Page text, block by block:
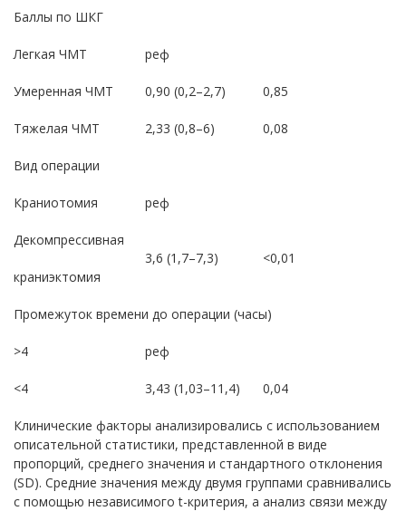
Баллы по ШКГ
Легкая ЧМТ реф
Умеренная ЧМТ 0,90 (0,2–2,7) 0,85
Тяжелая ЧМТ 2,33 (0,8–6) 0,08
Вид операции
Краниотомия реф
Декомпрессивная
краниэктомия
3,6 (1,7–7,3) <0,01
Промежуток времени до операции (часы)
>4 реф
<4 3,43 (1,03–11,4) 0,04
Клинические факторы анализировались с использованием
описательной статистики, представленной в виде
пропорций, среднего значения и стандартного отклонения
(SD). Средние значения между двумя группами сравнивались
с помощью независимого t-критерия, а анализ связи между